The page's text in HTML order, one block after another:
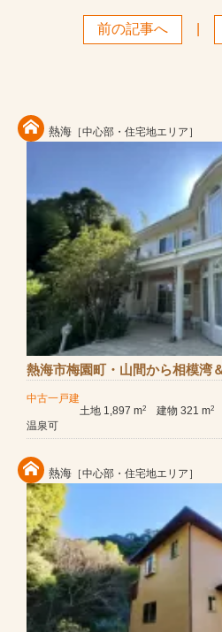
前の記事へ
熱海 ［中心部・住宅地エリア］
熱海市梅園町・山間から相模湾
中古一戸建
土地 1,897 m2 建物 321 m2
温泉可
熱海 ［中心部・住宅地エリア］